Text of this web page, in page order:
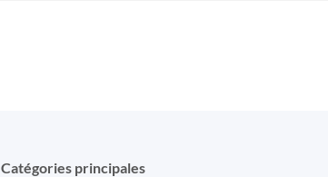
Catégories principales